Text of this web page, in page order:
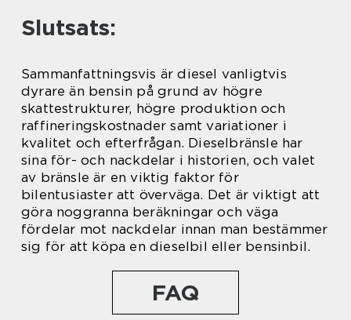
Slutsats:
Sammanfattningsvis är diesel vanligtvis
dyrare än bensin på grund av högre
skattestrukturer, högre produktion och
raffineringskostnader samt variationer i
kvalitet och efterfrågan. Dieselbränsle har
sina för- och nackdelar i historien, och valet
av bränsle är en viktig faktor för
bilentusiaster att överväga. Det är viktigt att
göra noggranna beräkningar och väga
fördelar mot nackdelar innan man bestämmer
sig för att köpa en dieselbil eller bensinbil.
FAQ